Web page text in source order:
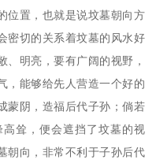
位置，也就是说坟墓朝向方
密切的关系着坟墓的风水好
、明亮，要有广阔的视野，
，能够给先人营造一个好的
蒙阴，造福后代子孙；倘若
耸，便会遮挡了坟墓的视
朝向，非常不利于子孙后代